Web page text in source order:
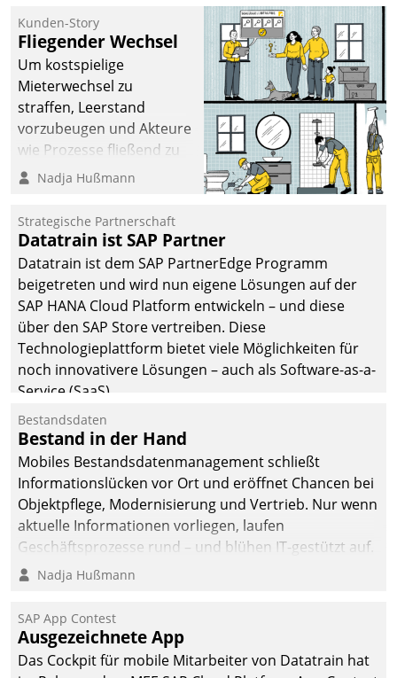
Datatrain. Die meravis
Wohnungsbau- und
Immobilien GmbH hat
sich dabei für den Betrieb
der Lösung über die SAP
Cloud Platform
entschieden - als erstes
Unternehmen am
Kunden-Story
Fliegender Wechsel
Um kostspielige
Mieterwechsel zu
straffen, Leerstand
vorzubeugen und Akteure
wie Prozesse fließend zu
vernetzen, nutzt die
Jahresbeginn eine
Überblick, Einsicht und
Eingriff bietende Lösung.
Zur Entwicklung setzte
man auf
Cloudtechnologie,
bewährte und Startup-
Partner sowie erstmals
agile Projektmethoden.
Nadja Hußmann
Strategische Partnerschaft
Datatrain ist SAP Partner
Datatrain ist dem SAP PartnerEdge Programm
beigetreten und wird nun eigene Lösungen auf der
SAP HANA Cloud Platform entwickeln – und diese
über den SAP Store vertreiben. Diese
Technologieplattform bietet viele Möglichkeiten für
noch innovativere Lösungen – auch als Software-as-a-
Service (SaaS).
Bestandsdaten
Bestand in der Hand
Mobiles Bestandsdatenmanagement schließt
Informationslücken vor Ort und eröffnet Chancen bei
Objektpflege, Modernisierung und Vertrieb. Nur wenn
aktuelle Informationen vorliegen, laufen
Geschäftsprozesse rund – und blühen IT-gestützt auf.
Nadja Hußmann
SAP App Contest
Ausgezeichnete App
Das Cockpit für mobile Mitarbeiter von Datatrain hat